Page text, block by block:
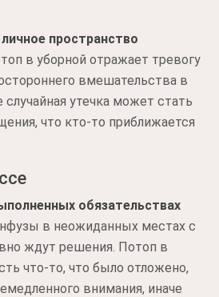
пространство
в уборной отражает тревогу
вмешательства в
утечка может стать
что кто-то приближается
обязательствах
в неожиданных местах с
ждут решения. Потоп в
что-то, что было отложено,
внимания, иначе